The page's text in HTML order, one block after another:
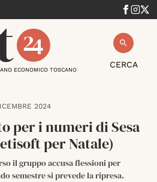
CERCA
ECONOMICO TOSCANO
2024
per i numeri di Sesa
per Natale)
il gruppo accusa flessioni per
semestre si prevede la ripresa.